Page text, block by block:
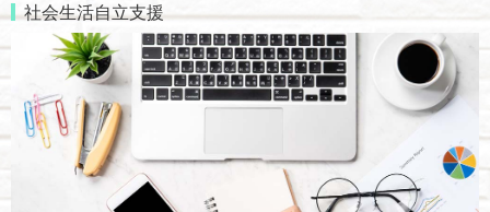
社会生活自立支援